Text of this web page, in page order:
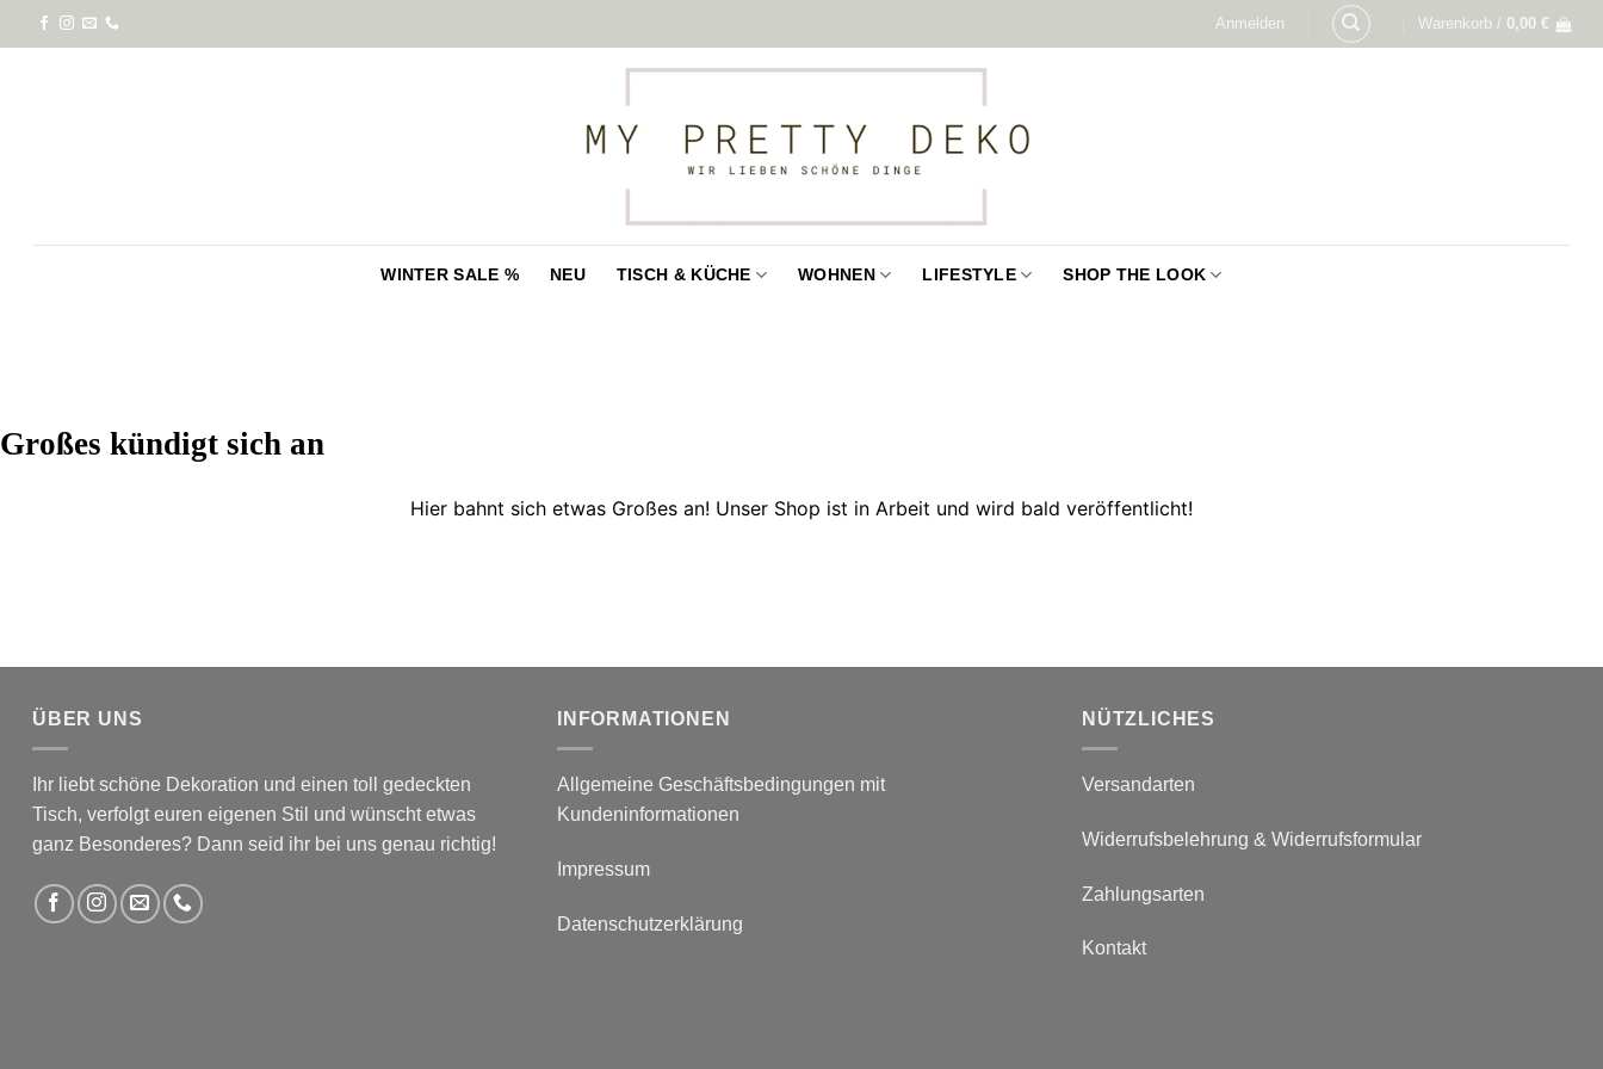
Inhalt
Anmelden Warenkorb / 0,00 €
WINTER SALE % NEU TISCH & KÜCHE WOHNEN LIFESTYLE SHOP THE LOOK
Großes kündigt sich an
Hier bahnt sich etwas Großes an! Unser Shop ist in Arbeit und wird bald veröffentlicht!
ÜBER UNS
Ihr liebt schöne Dekoration und einen toll gedeckten
Tisch, verfolgt euren eigenen Stil und wünscht etwas
ganz Besonderes? Dann seid ihr bei uns genau richtig!
INFORMATIONEN
Allgemeine Geschäftsbedingungen mit
Kundeninformationen
Impressum
Datenschutzerklärung
NÜTZLICHES
Versandarten
Widerrufsbelehrung & Widerrufsformular
Zahlungsarten
Kontakt